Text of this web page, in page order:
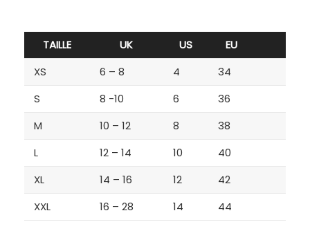
TAILLE UK US
EU
XS
6 – 8 4
34
S
8 -10 6
36
M
10 – 12 8
38
L
12 – 14 10
40
XL
14 – 16 12
42
XXL
16 – 28 14 44